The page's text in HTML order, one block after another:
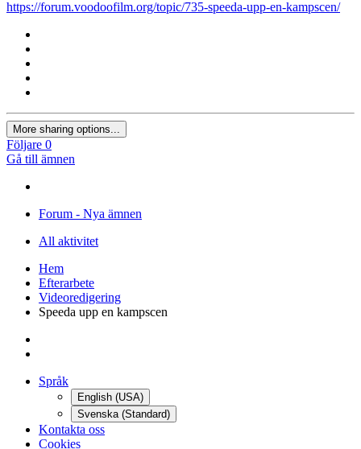
https://forum.voodoofilm.org/topic/735-speeda-upp-en-kampscen/
More sharing options...
Följare 0
Gå till ämnen
Forum - Nya ämnen
All aktivitet
Hem
Efterarbete
Videoredigering
Speeda upp en kampscen
Språk
English (USA)
Svenska (Standard)
Kontakta oss
Cookies